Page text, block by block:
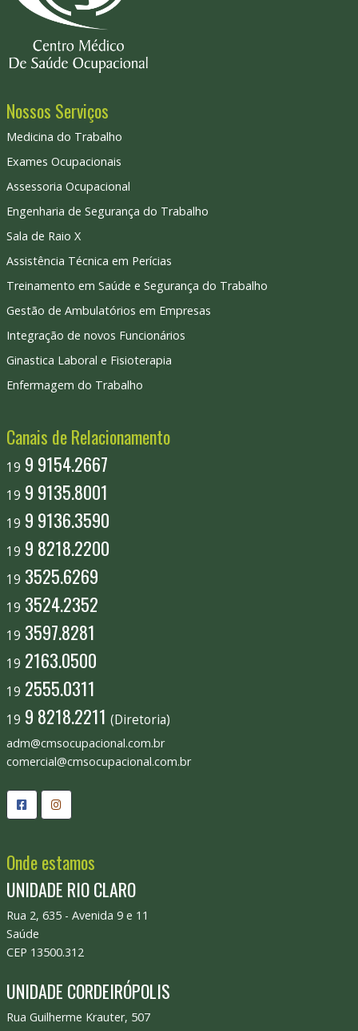
Nossos Serviços
Medicina do Trabalho
Exames Ocupacionais
Assessoria Ocupacional
Engenharia de Segurança do Trabalho
Sala de Raio X
Assistência Técnica em Perícias
Treinamento em Saúde e Segurança do Trabalho
Gestão de Ambulatórios em Empresas
Integração de novos Funcionários
Ginastica Laboral e Fisioterapia
Enfermagem do Trabalho
Canais de Relacionamento
19 9 9154.2667
19 9 9135.8001
19 9 9136.3590
19 9 8218.2200
19 3525.6269
19 3524.2352
19 3597.8281
19 2163.0500
19 2555.0311
19 9 8218.2211 (Diretoria)
adm@cmsocupacional.com.br
comercial@cmsocupacional.com.br
Onde estamos
UNIDADE RIO CLARO
Rua 2, 635 - Avenida 9 e 11
Saúde
CEP 13500.312
UNIDADE CORDEIRÓPOLIS
Rua Guilherme Krauter, 507